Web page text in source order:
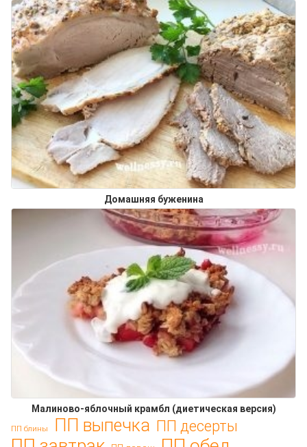
Домашняя буженина
Малиново-яблочный крамбл (диетическая версия)
ПП блины ПП выпечка ПП десерты